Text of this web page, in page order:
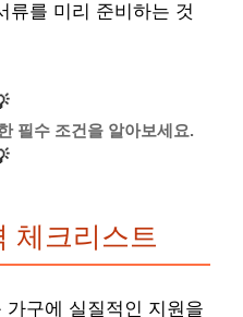
류를 미리 준비하는 것
필수 조건을 알아보세요.
체크리스트
구에 실질적인 지원을